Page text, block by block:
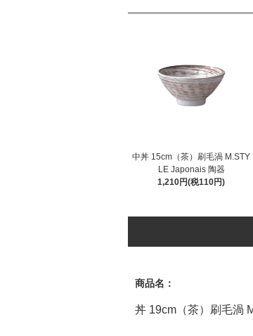
中丼 15cm（茶）刷毛渦 M.STY
LE Japonais 陶器
1,210円(税110円)
商品名：
丼 19cm（茶）刷毛渦